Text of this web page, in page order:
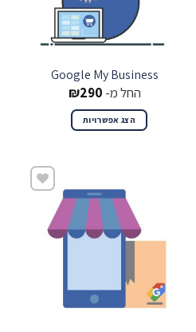
Google My Business
החל מ- ₪290
הצג אפשרויות